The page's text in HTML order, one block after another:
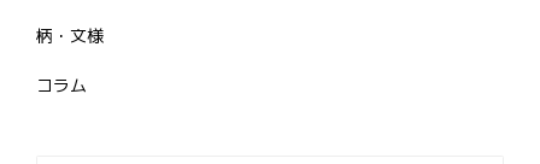
柄・文様
コラム